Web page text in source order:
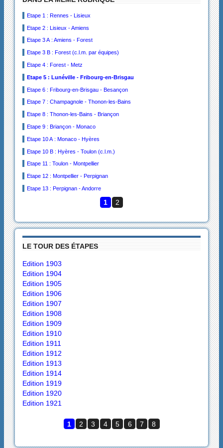
Etape 1 : Rennes - Lisieux
Etape 2 : Lisieux - Amiens
Etape 3 A : Amiens - Forest
Etape 3 B : Forest (c.l.m. par équipes)
Etape 4 : Forest - Metz
Etape 5 : Lunéville - Fribourg-en-Brisgau
Etape 6 : Fribourg-en-Brisgau - Besançon
Etape 7 : Champagnole - Thonon-les-Bains
Etape 8 : Thonon-les-Bains - Briançon
Etape 9 : Briançon - Monaco
Etape 10 A : Monaco - Hyères
Etape 10 B : Hyères - Toulon (c.l.m.)
Etape 11 : Toulon - Montpellier
Etape 12 : Montpellier - Perpignan
Etape 13 : Perpignan - Andorre
1 2
LE TOUR DES ÉTAPES
Edition 1903
Edition 1904
Edition 1905
Edition 1906
Edition 1907
Edition 1908
Edition 1909
Edition 1910
Edition 1911
Edition 1912
Edition 1913
Edition 1914
Edition 1919
Edition 1920
Edition 1921
1 2 3 4 5 6 7 8